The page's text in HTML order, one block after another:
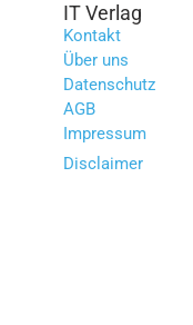
IT Verlag
Kontakt
Über uns
Datenschutz
AGB
Impressum
Disclaimer